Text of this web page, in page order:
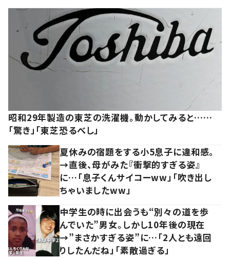
昭和29年製造の東芝の洗濯機。動かしてみると……
「驚き」「東芝恐るべし」
夏休みの宿題をする小5息子に違和感。
→直後、母がみた『衝撃的すぎる姿』
に…「息子くんサイコーww」「吹き出し
ちゃいましたww」
中学生の時に出会うも“別々の道を歩
んでいた”男女。しかし10年後の現在
→”まさかすぎる姿”に…「2人とも遠回
りしたんだね」「素敵過ぎる」